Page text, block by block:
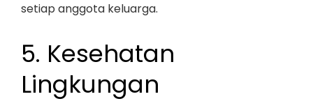
setiap anggota keluarga.
5. Kesehatan
Lingkungan